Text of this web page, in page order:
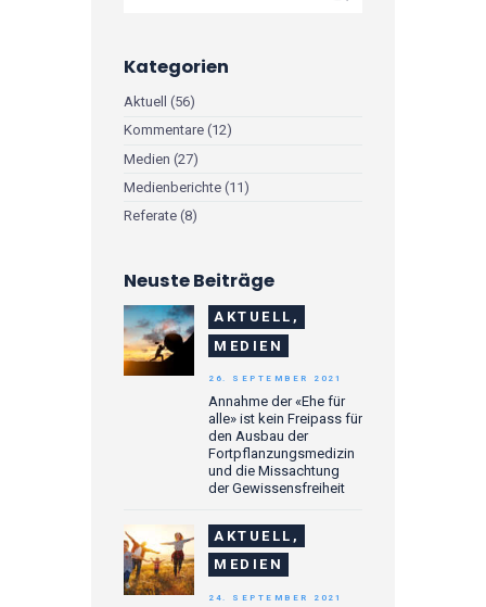
Kategorien
Aktuell (56)
Kommentare (12)
Medien (27)
Medienberichte (11)
Referate (8)
Neuste Beiträge
AKTUELL,
MEDIEN
Annahme der «Ehe für
alle» ist kein Freipass für
den Ausbau der
Fortpflanzungsmedizin
und die Missachtung
der Gewissensfreiheit
26. SEPTEMBER 2021
AKTUELL,
MEDIEN
24. SEPTEMBER 2021